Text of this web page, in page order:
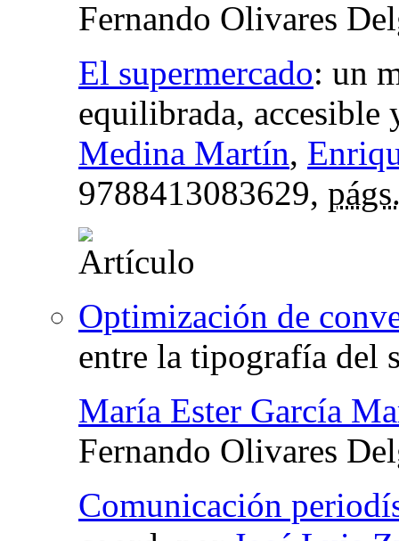
Fernando Olivares
El supermercado: un
equilibrada, accesible
Medina Martín,
9788413083629,
Optimización de
entre la tipografía del
María Ester García
Fernando Olivares
Comunicación